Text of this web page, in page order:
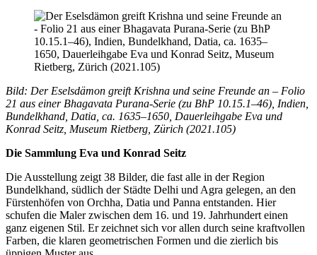
Bild: Der Eselsdämon greift Krishna und seine Freunde an – Folio
21 aus einer Bhagavata Purana-Serie (zu BhP 10.15.1–46), Indien,
Bundelkhand, Datia, ca. 1635–1650, Dauerleihgabe Eva und
Konrad Seitz, Museum Rietberg, Zürich (2021.105)
Die Sammlung Eva und Konrad Seitz
Die Ausstellung zeigt 38 Bilder, die fast alle in der Region
Bundelkhand, südlich der Städte Delhi und Agra gelegen, an den
Fürstenhöfen von Orchha, Datia und Panna entstanden. Hier
schufen die Maler zwischen dem 16. und 19. Jahrhundert einen
ganz eigenen Stil. Er zeichnet sich vor allen durch seine kraftvollen
Farben, die klaren geometrischen Formen und die zierlich bis